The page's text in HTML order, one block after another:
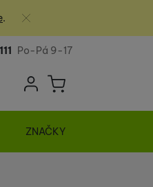
.
Zavřít
Po-Pá 9-17
Uživatelská
Přihlásit se
Košík
ZNAČKY